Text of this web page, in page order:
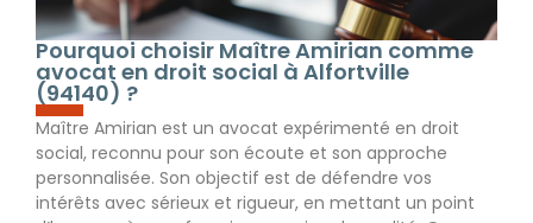
Pourquoi choisir Maître Amirian comme
avocat en droit social à Alfortville
(94140) ?
Maître Amirian est un avocat expérimenté en droit
social, reconnu pour son écoute et son approche
personnalisée. Son objectif est de défendre vos
intérêts avec sérieux et rigueur, en mettant un point